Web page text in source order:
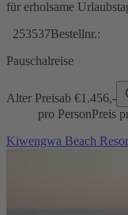
für erholsame
253537Bestellnr.:
Pauschalreise
Alter Preisab €1.456,-
pro PersonPreis
Kiwengwa Beach